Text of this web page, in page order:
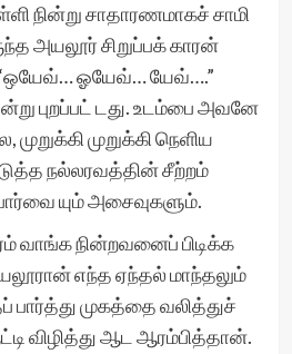
நின்று சாதாரணமாகச் சாமி
அயலூர் சிறுப்பக் காரன்
“ஒயேவ்… ஓயேவ்… யேவ்….”
புறப்பட் டது. உடம்பை அவனே
முறுக்கி நெளிய
நல்லரவத்தின் சீற்றம்
யும் அசைவுகளும்.
வாங்க நின்றவனைப் பிடிக்க
எந்த ஏந்தல் மாந்தலும்
பார்த்து முகத்தை வலித்துச்
விழித்து ஆட ஆரம்பித்தான்.